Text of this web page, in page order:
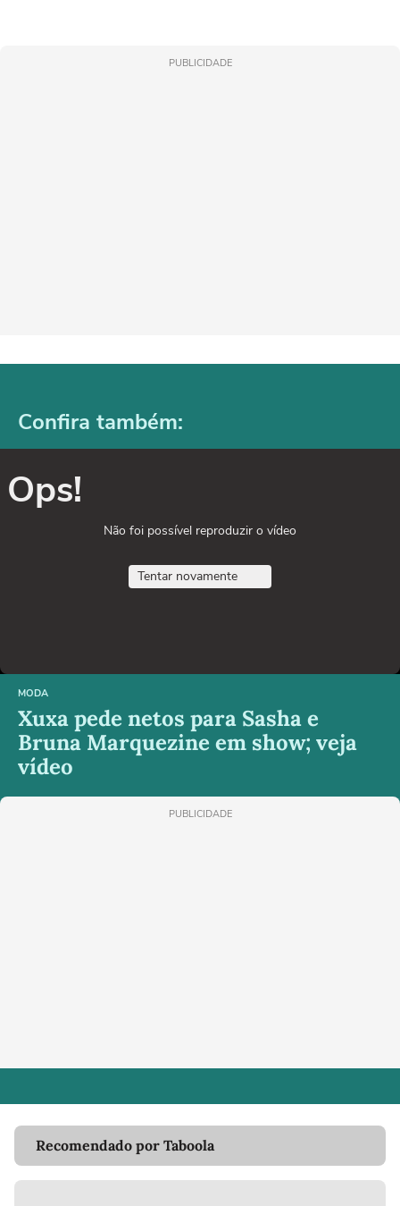
PUBLICIDADE
Confira também:
Ops!
Não foi possível reproduzir o vídeo
Tentar novamente
MODA
Xuxa pede netos para Sasha e
Bruna Marquezine em show; veja
vídeo
PUBLICIDADE
Recomendado por Taboola